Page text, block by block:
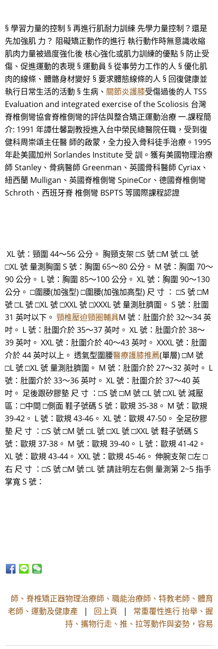
§ 學習力量的控制 § 再進行肌耐力訓練 先學力量控制？還是
先加強肌 力？ 阻礙矯正動作的進行 執行動作時無意識收縮
肌肉力量被過度強化後 核心強化或肌力訓練的優點 § 防止受
傷、促進運動的表現 § 運動員 § 從事勞力工作的人 § 優化肌
肉的線條、體骼身材變好 § 要求體態線條的人 § 回復健康並
執行日常生活的活動 § 生病、 關節炎護膝受傷過後的人 TSS
Evaluation and integrated exercise of the Scoliosis 台灣
脊椎側彎協會脊椎側彎的評估與整合矯正運動治療 一.課程簡
介: 1991 年譚仕馨副教授進入台中榮民總醫院任職，受到復
健科周崇頌主任醫 師的啟蒙，全力投入骨科徒手治療。1995
年赴美國加州 Sorlandes Institute 受 訓。獲有美國物理治療
師 Stanley、骨病醫師 Greenman、英國骨科醫師 Cyriax、
紐西蘭 Mulligan、英國脊椎側彎 SpineCor、德國脊椎側彎
Schroth、西班牙脊 椎側彎 BSPTS 等國際課程認證
XL 號：頸圍 44～56 公分。 胸頸支架 □S 號 □M 號 □L 號
□XL 號 量測胸圍 S 號：胸圍 65～80 公分。 M 號：胸圍 70～
90 公分。 L 號：胸圍 85～100 公分。 XL 號：胸圍 90～130
公分。 □圍腰(加強型) □圍腰(加強加高型) 尺 寸 ： □S 號 □M
號 □L 號 □XL 號 □XXL 號 □XXXL 號 量測肚臍圍。 S 號：肚圍
31 英吋以下。 頸椎壓迫頸圈輔具M 號：肚圍介於 32～34 英
吋。 L 號：肚圍介於 35～37 英吋。 XL 號：肚圍介於 38～
39 英吋。 XXL 號：肚圍介於 40～43 英吋。 XXXL 號：肚圍
介於 44 英吋以上。 透氣型圍腰醫療護膝推薦(單層) □M 號
□L 號 □XL 號 量測肚臍圍。 M 號：肚圍介於 27～32 英吋。 L
號：肚圍介於 33～36 英吋。 XL 號：肚圍介於 37～40 英
吋。 足後跟矽膠墊 尺 寸 ：□S 號 □M 號 □L 號 □XL 號 減壓
區：□中間 □側面 鞋子號碼 S 號：歐規 35-38。 M 號：歐規
39-42。 L 號：歐規 43-46。 XL 號：歐規 47-50。 全足矽膠
墊 尺 寸 ：□S 號 □M 號 □L 號 □XL 號 □XXL 號 鞋子號碼 S
號：歐規 37-38。 M 號：歐規 39-40。 L 號：歐規 41-42。
XL 號：歐規 43-44。 XXL 號：歐規 45-46。 伸腕支架 □左 □
右 尺 寸 ：□S 號 □M 號 □L 號 請註明左右側 量測第 2~5 指手
掌寬 S 號：
師、脊椎矯正器物理治療師、職能治療師、特教老師、體育
老師、運動及健康產 | 回上頁 | 常重覆性進行 抬舉、握
持、攜物行走、推、拉等動作與姿勢，容易